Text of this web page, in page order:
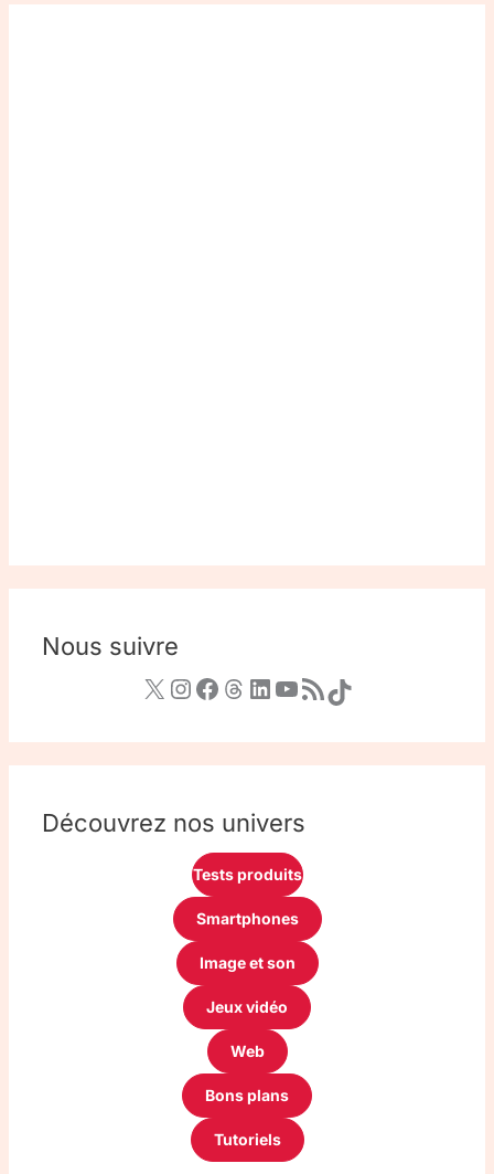
Nous suivre
Découvrez nos univers
Tests produits
Smartphones
Image et son
Jeux vidéo
Web
Bons plans
Tutoriels